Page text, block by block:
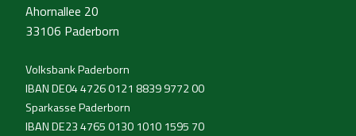
Ahornallee 20
33106 Paderborn
Volksbank Paderborn
IBAN DE04 4726 0121 8839 9772 00
Sparkasse Paderborn
IBAN DE23 4765 0130 1010 1595 70